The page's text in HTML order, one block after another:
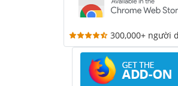
300,000+ người